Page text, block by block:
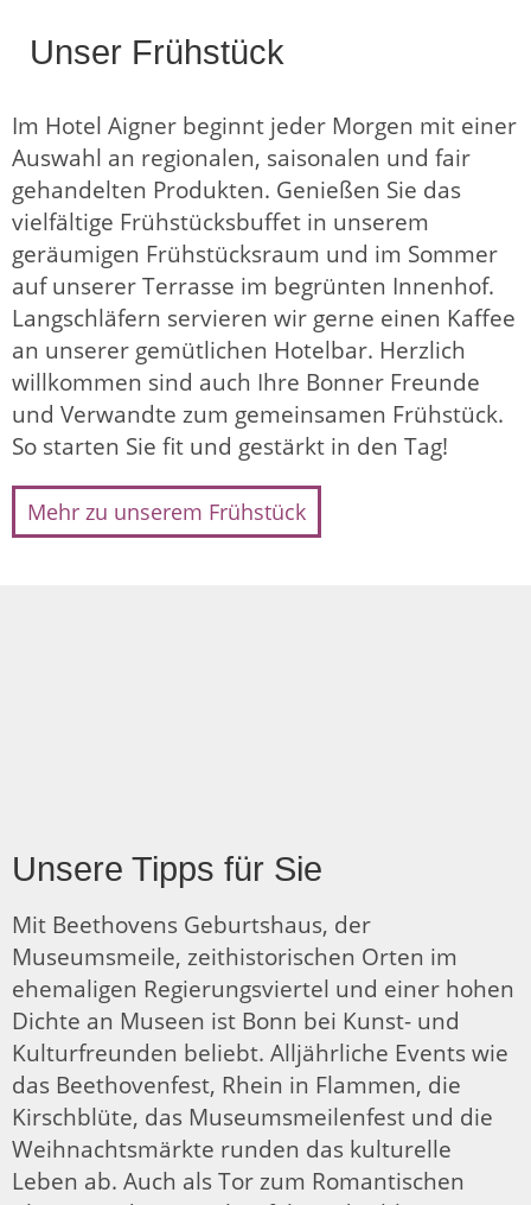
Unser Frühstück
Im Hotel Aigner beginnt jeder Morgen mit einer
Auswahl an regionalen, saisonalen und fair
gehandelten Produkten. Genießen Sie das
vielfältige Frühstücksbuffet in unserem
geräumigen Frühstücksraum und im Sommer
auf unserer Terrasse im begrünten Innenhof.
Langschläfern servieren wir gerne einen Kaffee
an unserer gemütlichen Hotelbar. Herzlich
willkommen sind auch Ihre Bonner Freunde
und Verwandte zum gemeinsamen Frühstück.
So starten Sie fit und gestärkt in den Tag!
Mehr zu unserem Frühstück
Unsere Tipps für Sie
Mit Beethovens Geburtshaus, der
Museumsmeile, zeithistorischen Orten im
ehemaligen Regierungsviertel und einer hohen
Dichte an Museen ist Bonn bei Kunst- und
Kulturfreunden beliebt. Alljährliche Events wie
das Beethovenfest, Rhein in Flammen, die
Kirschblüte, das Museumsmeilenfest und die
Weihnachtsmärkte runden das kulturelle
Leben ab. Auch als Tor zum Romantischen